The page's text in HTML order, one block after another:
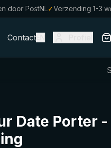
door PostNL✓Verzending 1-3
Contact
Date Porter -